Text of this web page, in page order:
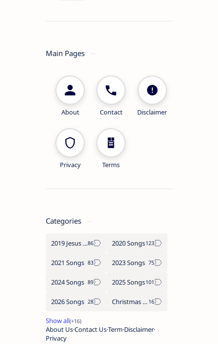
Main Pages
About Contact Disclaimer
Privacy Terms
Categories
2019 Jesus songs 2020 Songs
2021 Songs 2023 Songs
2024 Songs 2025 Songs
2026 Songs Christmas Songs
About UsContact UsTerm Disclaimer
Privacy